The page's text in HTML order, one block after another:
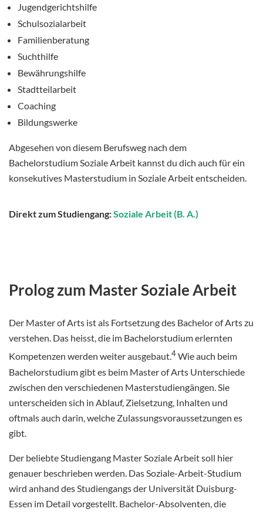
Jugendgerichtshilfe
Schulsozialarbeit
Familienberatung
Suchthilfe
Bewährungshilfe
Stadtteilarbeit
Coaching
Bildungswerke
Abgesehen von diesem Berufsweg nach dem
Bachelorstudium Soziale Arbeit kannst du dich auch für ein
konsekutives Masterstudium in Soziale Arbeit entscheiden.
Direkt zum Studiengang:Soziale Arbeit (B. A.)
Prolog zum Master Soziale Arbeit
Der Master of Arts ist als Fortsetzung des Bachelor of Arts zu
verstehen. Das heisst, die im Bachelorstudium erlernten
Kompetenzen werden weiter ausgebaut.4Wie auch beim
Bachelorstudium gibt es beim Master of Arts Unterschiede
zwischen den verschiedenen Masterstudiengängen. Sie
unterscheiden sich in Ablauf, Zielsetzung, Inhalten und
oftmals auch darin, welche Zulassungsvoraussetzungen es
gibt.
Der beliebte Studiengang Master Soziale Arbeit soll hier
genauer beschrieben werden. Das Soziale-Arbeit-Studium
wird anhand des Studiengangs der Universität Duisburg-
Essen im Detail vorgestellt. Bachelor-Absolventen, die